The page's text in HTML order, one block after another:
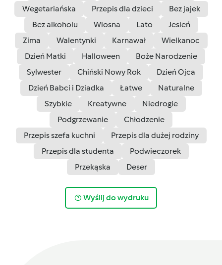
Wegetariańska
Przepis dla dzieci
Bez jajek
Bez alkoholu
Wiosna Lato
Jesień
Zima
Walentynki Karnawał
Wielkanoc
Dzień Matki
Halloween
Boże Narodzenie
Sylwester
Chiński Nowy Rok
Dzień Ojca
Dzień Babci i Dziadka
Łatwe
Naturalne
Szybkie
Kreatywne
Niedrogie
Podgrzewanie
Chłodzenie
Przepis szefa kuchni
Przepis dla dużej rodziny
Przepis dla studenta
Podwieczorek
Przekąska
Deser
Wyślij do wydruku